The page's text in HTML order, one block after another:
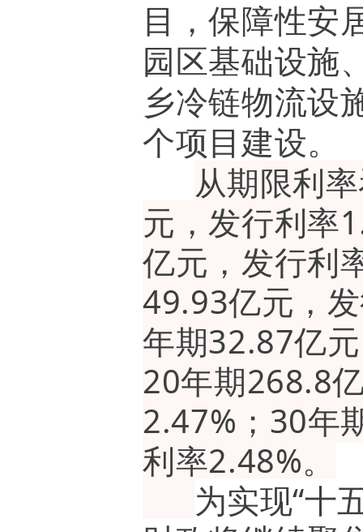
目，保障性安
园区基础设施
乡冷链物流设
个项目建设。
从期限利
元，发行利率
亿元，发行利
49.93亿元，
年期32.87亿
20年期268.8
2.47%；30年
利率2.48%。
为实现“十